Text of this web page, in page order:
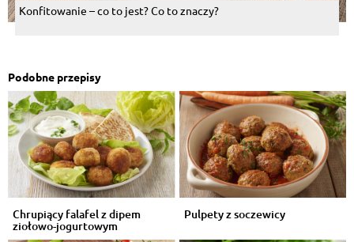
Konfitowanie – co to jest? Co to znaczy?
Podobne przepisy
Chrupiący falafel z dipem
ziołowo-jogurtowym
Pulpety z soczewicy